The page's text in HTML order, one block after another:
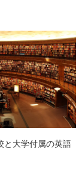
と大学付属の英語